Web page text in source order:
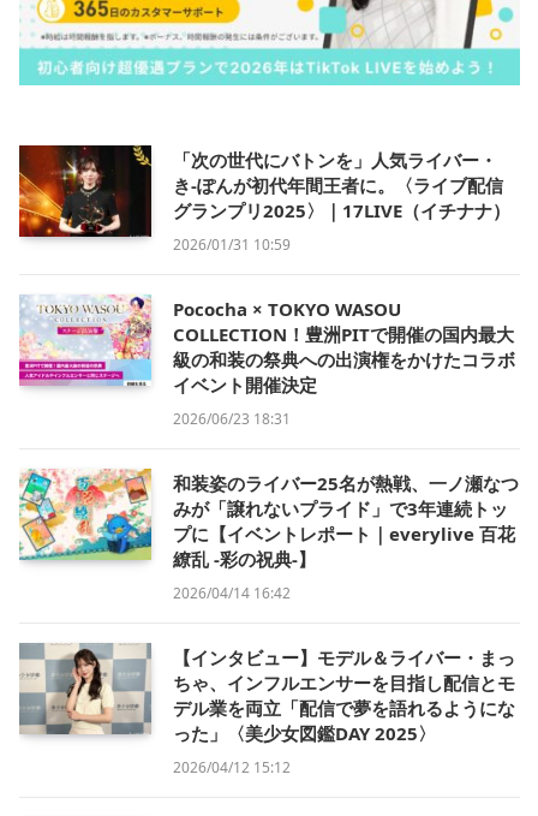
「次の世代にバトンを」人気ライバー・
き-ぽんが初代年間王者に。〈ライブ配信
グランプリ2025〉｜17LIVE（イチナナ）
2026/01/31 10:59
Pococha × TOKYO WASOU
COLLECTION！豊洲PITで開催の国内最大
級の和装の祭典への出演権をかけたコラボ
イベント開催決定
2026/06/23 18:31
和装姿のライバー25名が熱戦、一ノ瀬なつ
みが「譲れないプライド」で3年連続トッ
プに【イベントレポート｜everylive 百花
繚乱 -彩の祝典-】
2026/04/14 16:42
【インタビュー】モデル＆ライバー・まっ
ちゃ、インフルエンサーを目指し配信とモ
デル業を両立「配信で夢を語れるようにな
った」〈美少女図鑑DAY 2025〉
2026/04/12 15:12